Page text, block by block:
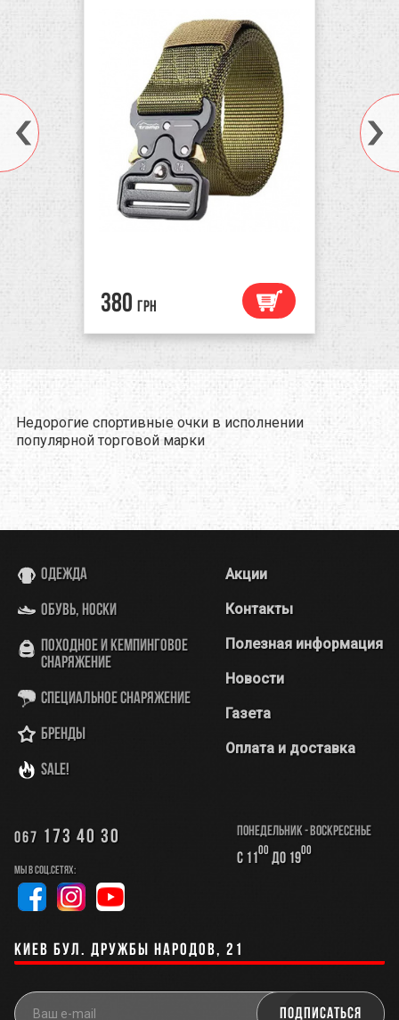
380 грн
Недорогие спортивные очки в исполнении
популярной торговой марки
Одежда
Обувь, носки
Походное и кемпинговое
снаряжение
Специальное снаряжение
Бренды
SALE!
Акции
Контакты
Полезная информация
Новости
Газета
Оплата и доставка
067 173 40 30
Мы в соц.сетях:
Понедельник - Воскресенье
с 1100 до 1900
Киев бул. Дружбы Народов, 21